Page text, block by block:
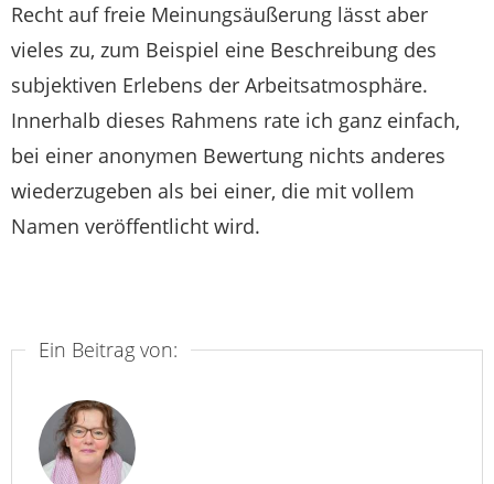
Recht auf freie Meinungsäußerung lässt aber
vieles zu, zum Beispiel eine Beschreibung des
subjektiven Erlebens der Arbeitsatmosphäre.
Innerhalb dieses Rahmens rate ich ganz einfach,
bei einer anonymen Bewertung nichts anderes
wiederzugeben als bei einer, die mit vollem
Namen veröffentlicht wird.
Ein Beitrag von: